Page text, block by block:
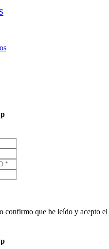
confirmo que he leído y acepto el